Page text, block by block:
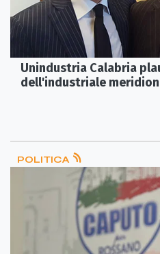
Unindustria Calabria
dell'industriale
POLITICA